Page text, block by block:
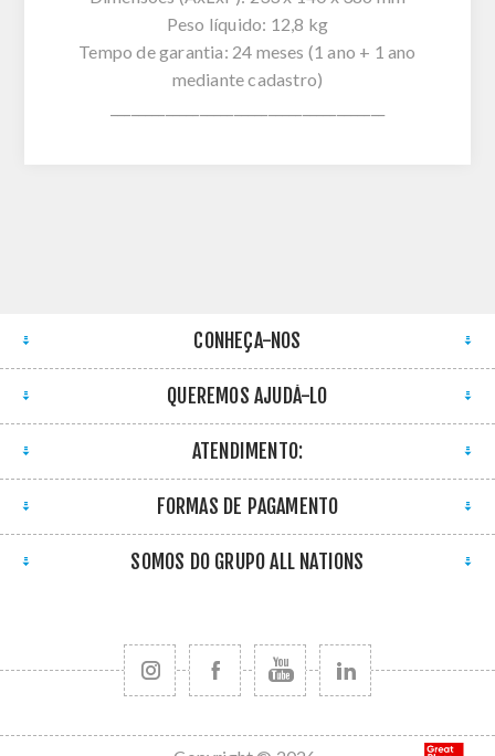
Peso líquido: 12,8 kg
Tempo de garantia: 24 meses (1 ano + 1 ano
mediante cadastro)
CONHEÇA-NOS
QUEREMOS AJUDÁ-LO
ATENDIMENTO:
FORMAS DE PAGAMENTO
SOMOS DO GRUPO ALL NATIONS